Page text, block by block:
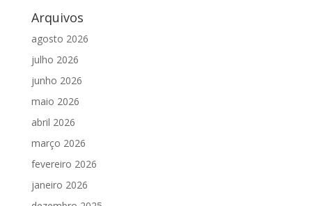
Arquivos
agosto 2026
julho 2026
junho 2026
maio 2026
abril 2026
março 2026
fevereiro 2026
janeiro 2026